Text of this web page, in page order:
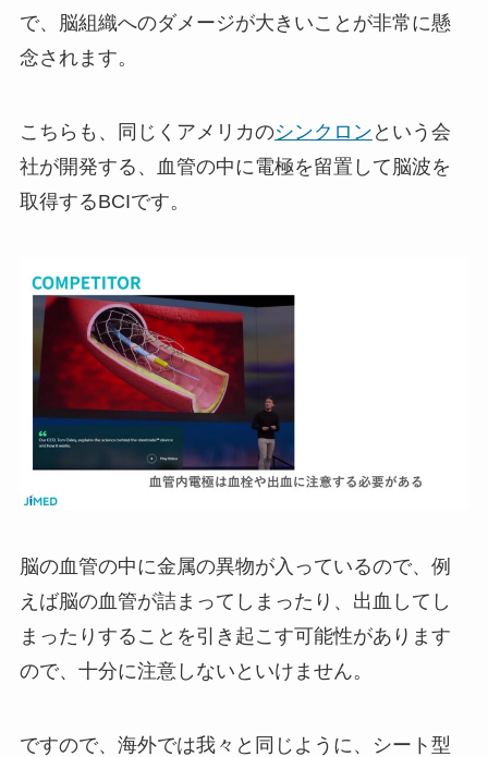
で、脳組織へのダメージが大きいことが非常に懸
念されます。
こちらも、同じくアメリカのシンクロン という会
社が開発する、血管の中に電極を留置して脳波を
取得するBCIです。
脳の血管の中に金属の異物が入っているので、例
えば脳の血管が詰まってしまったり、出血してし
まったりすることを引き起こす可能性があります
ので、十分に注意しないといけません。
ですので、海外では我々と同じように、シート型